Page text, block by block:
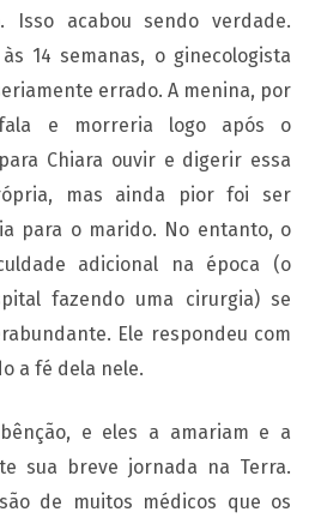
Isso acabou sendo verdade.
14 semanas, o ginecologista
errado. A menina, por
e morreria logo após o
Chiara ouvir e digerir essa
mas ainda pior foi ser
para o marido. No entanto, o
adicional na época (o
fazendo uma cirurgia) se
Ele respondeu com
a fé dela nele.
e eles a amariam e a
sua breve jornada na Terra.
de muitos médicos que os